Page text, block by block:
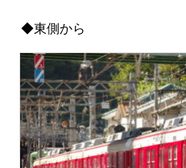
◆東側から